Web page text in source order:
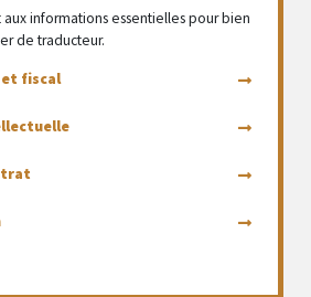
informations essentielles pour bien
de traducteur.
et fiscal